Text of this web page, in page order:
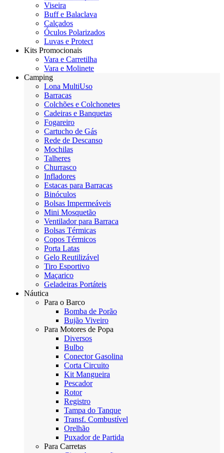
Viseira
Buff e Balaclava
Calçados
Óculos Polarizados
Luvas e Protect
Kits Promocionais
Vara e Carretilha
Vara e Molinete
Camping
Lona MultiUso
Barracas
Colchões e Colchonetes
Cadeiras e Banquetas
Fogareiro
Cartucho de Gás
Rede de Descanso
Mochilas
Talheres
Churrasco
Infladores
Estacas para Barracas
Binóculos
Bolsas Impermeáveis
Mini Mosquetão
Ventilador para Barraca
Bolsas Térmicas
Copos Térmicos
Porta Latas
Gelo Reutilizável
Tiro Esportivo
Maçarico
Geladeiras Portáteis
Náutica
Para o Barco
Bomba de Porão
Bujão Viveiro
Para Motores de Popa
Diversos
Bulbo
Conector Gasolina
Corta Circuito
Kit Mangueira
Pescador
Rotor
Registro
Tampa do Tanque
Transf. Combustível
Orelhão
Puxador de Partida
Para Carretas